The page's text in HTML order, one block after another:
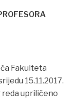
Fakulteta
15.11.2017.
upriličeno